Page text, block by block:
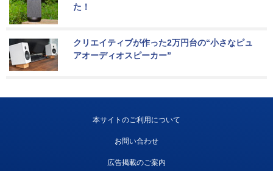
た！
クリエイティブが作った2万円台の“小さなピュ
アオーディオスピーカー”
本サイトのご利用について
お問い合わせ
広告掲載のご案内